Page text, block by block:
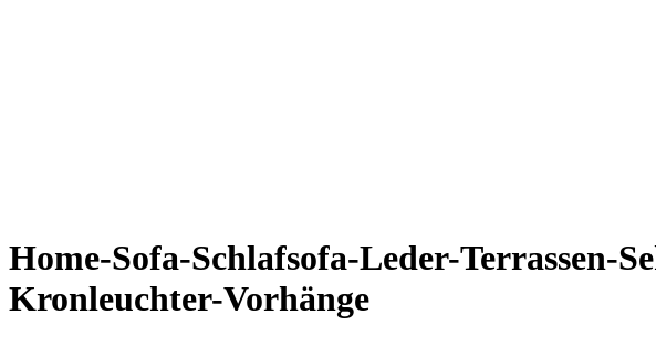
Home-Sofa-Schlafsofa-Leder-Terrassen-
Kronleuchter-Vorhänge